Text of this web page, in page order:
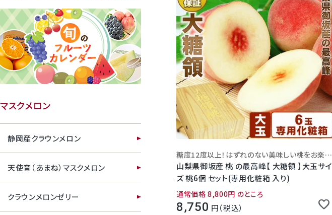
糖度12度以上！はずれのない美味しい桃をお楽しみいただけます！かっこいい化粧箱はギフトにも最適
山梨県御坂産 桃 の最高峰【 大糖領 】大玉サイ
ズ 桃6個 セット(専用化粧箱 入り)
通常価格 8,800 のところ
8,750 税込
マスクメロン
静岡産クラウンメロン
天使音（あまね）マスクメロン
クラウンメロンゼリー